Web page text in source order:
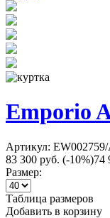
Emporio
Артикул:
83 300 руб. (-10%)74
Размер:
Таблица размеров
Добавить в корзину